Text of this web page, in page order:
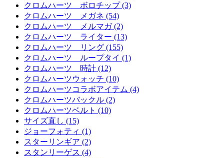
クロムハーツ ボロチップ (3)
クロムハーツ メガネ (54)
クロムハーツ メルマガ (2)
クロムハーツ ライター (13)
クロムハーツ リング (155)
クロムハーツ ループタイ (1)
クロムハーツ 時計 (12)
クロムハーツウォッチ (10)
クロムハーツコラボアイテム (4)
クロムハーツバックル (2)
クロムハーツベルト (10)
サイズ直し (15)
ジョーフォティ (1)
スターリンギア (2)
スタンリーゲス (4)